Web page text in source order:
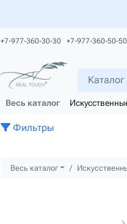
+7-977-360-30-30 +7-977-360-50-50
Весь каталог
Фильтры
Весь каталог